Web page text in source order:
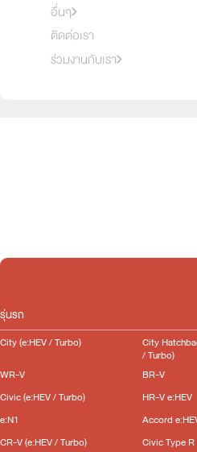
อื่นๆ
ติดต่อเรา
ร่วมงานกับเรา
รุ่นรถ
City (e:HEV / Turbo) City
/ Turbo)
WR-V
BR-V
Civic (e:HEV / Turbo)
HR-V e:HEV
e:N1
Accord
CR-V (e:HEV / Turbo)
Civic Type R